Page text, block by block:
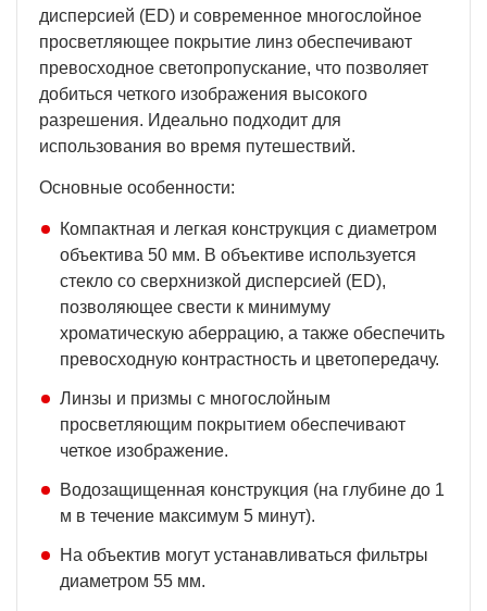
дисперсией (ED) и современное многослойное
просветляющее покрытие линз обеспечивают
превосходное светопропускание, что позволяет
добиться четкого изображения высокого
разрешения. Идеально подходит для
использования во время путешествий.
Основные особенности:
Компактная и легкая конструкция с диаметром
объектива 50 мм. В объективе используется
стекло со сверхнизкой дисперсией (ED),
позволяющее свести к минимуму
хроматическую аберрацию, а также обеспечить
превосходную контрастность и цветопередачу.
Линзы и призмы с многослойным
просветляющим покрытием обеспечивают
четкое изображение.
Водозащищенная конструкция (на глубине до 1
м в течение максимум 5 минут).
На объектив могут устанавливаться фильтры
диаметром 55 мм.